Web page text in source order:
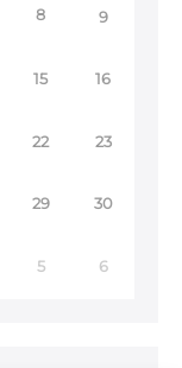
8 9
15 16
22 23
29 30
5 6